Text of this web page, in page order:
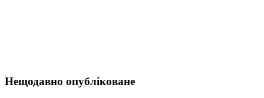
Нещодавно опубліковане